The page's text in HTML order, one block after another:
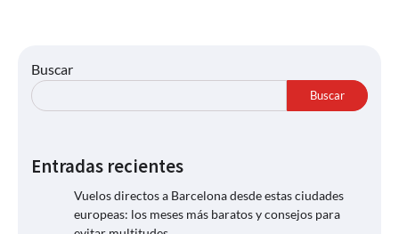
Buscar
Buscar
Entradas recientes
Vuelos directos a Barcelona desde estas ciudades
europeas: los meses más baratos y consejos para